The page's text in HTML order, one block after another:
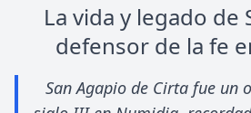
La vida y legado de
defensor de la fe
San Agapio de Cirta fue un